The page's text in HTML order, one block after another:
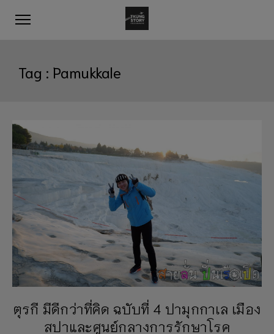
Tag : Pamukkale
ตุรกี มีดีกว่าที่คิด ฉบับที่ 4 ปามุกกาเล เมือง
สปาและศูนย์กลางการรักษาโรค